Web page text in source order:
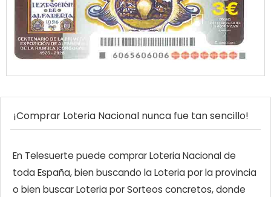
¡Comprar Loteria Nacional nunca fue tan sencillo!
En Telesuerte puede comprar Loteria Nacional de
toda España, bien buscando la Loteria por la provincia
o bien buscar Loteria por Sorteos concretos, donde